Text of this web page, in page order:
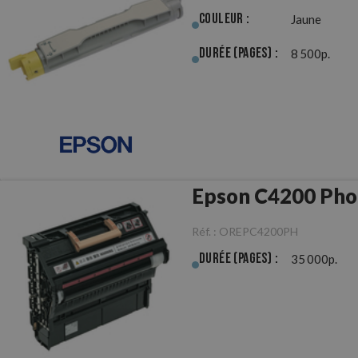
Couleur : Jaune
Durée (pages) : 8 500p.
Réf. : OREPC4200PH
Durée (pages) : 35 000p.